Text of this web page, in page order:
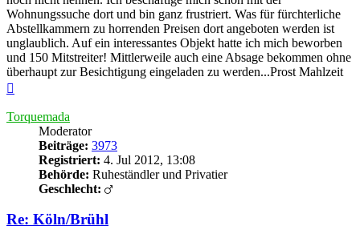
Wohnungssuche dort und bin ganz frustriert. Was für fürchterliche
Abstellkammern zu horrenden Preisen dort angeboten werden ist
unglaublich. Auf ein interessantes Objekt hatte ich mich beworben
und 150 Mitstreiter! Mittlerweile auch eine Absage bekommen ohne
überhaupt zur Besichtigung eingeladen zu werden...Prost Mahlzeit
Torquemada
Moderator
Beiträge: 3973
Registriert: 4. Jul 2012, 13:08
Behörde: Ruheständler und Privatier
Geschlecht:
Re: Köln/Brühl